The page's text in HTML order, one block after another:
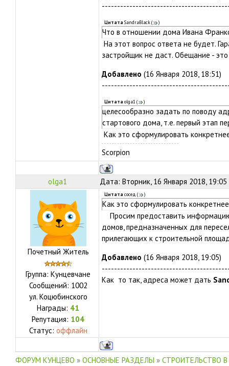
Цитата SandraBlack( )
Что в отношении дома Ивана
На этот вопрос ответа не будет.
застройщик не даст. Обещание - это
Добавлено (16 Января 2018, 18:51)
Цитата olga1( )
целесообразно задать по поводу
стартового дома, т.е. первый этап
Как это сформулировать
Scorpion
olga1 Дата: Вторник, 16 Января 2018,
Почетный Житель
Группа: Кунцевчане
Сообщений: 1002
ул. Коцюбинского
Награды: 41
Репутация: 104
Статус: оффлайн
Цитата сосед ( )
Как это сформулировать
Просим предоставить
домов, предназначенных для
прилегающих к строительной
Добавлено (16 Января 2018, 19:05)
Как то так, адреса может дать
ФОРУМ КУНЦЕВО » ОСНОВНЫЕ РАЗДЕЛЫ » СТРОИТЕЛЬСТВО